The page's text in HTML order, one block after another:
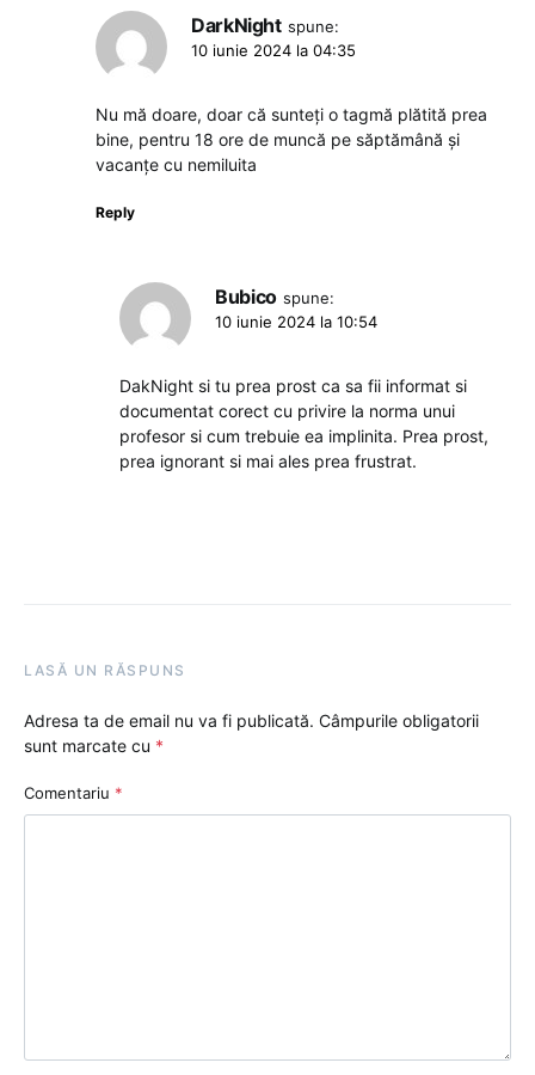
DarkNight spune:
10 iunie 2024 la 04:35
Nu mă doare, doar că sunteți o tagmă plătită prea
bine, pentru 18 ore de muncă pe săptămână și
vacanțe cu nemiluita
Reply
Bubico spune:
10 iunie 2024 la 10:54
DakNight si tu prea prost ca sa fii informat si
documentat corect cu privire la norma unui
profesor si cum trebuie ea implinita. Prea prost,
prea ignorant si mai ales prea frustrat.
LASĂ UN RĂSPUNS
Adresa ta de email nu va fi publicată. Câmpurile obligatorii
sunt marcate cu *
Comentariu *